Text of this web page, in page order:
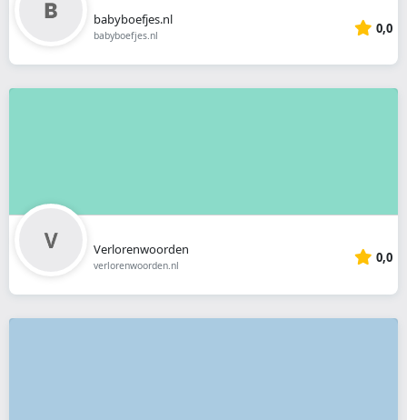
babyboefjes.nl
babyboefjes.nl 0,0
Verlorenwoorden
verlorenwoorden.nl 0,0